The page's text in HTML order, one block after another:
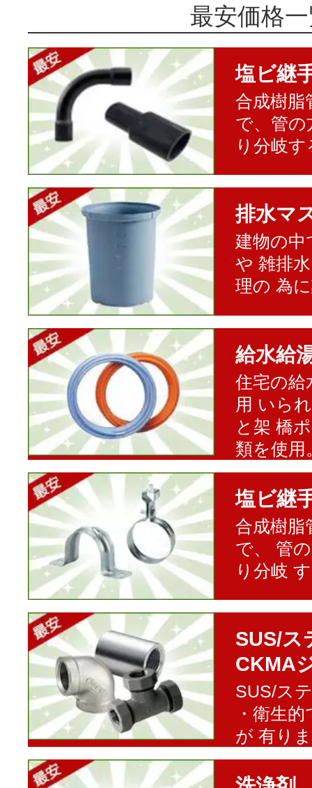
最安価格
塩ビ継
合成樹脂
で、管の
り分岐
排水マ
建物の中
や 雑排
理の 為
給水給
住宅の給
用 いら
と架 橋
類を使用
塩ビ継
合成樹脂
で、 管
り分岐
SUS/ス
CKMA
SUS/ス
・衛生
が 有り